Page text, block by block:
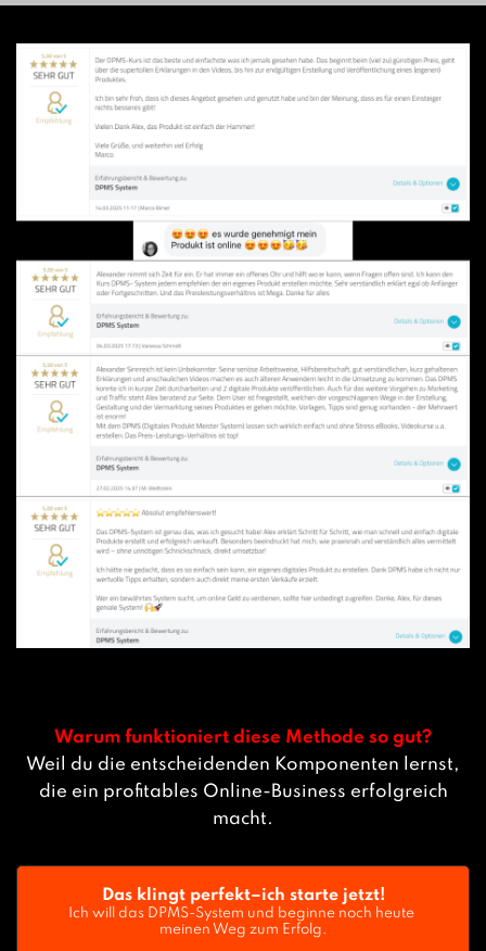
Warum funktioniert diese Methode so gut?
Weil du die entscheidenden Komponenten lernst,
die ein profitables Online-Business erfolgreich
macht.
Das klingt perfekt–ich starte jetzt!
Ich will das DPMS-System und beginne noch heute
meinen Weg zum Erfolg.